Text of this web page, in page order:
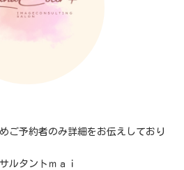
ご予約者のみ詳細をお伝えしており
ルタントｍａｉ